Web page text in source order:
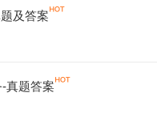
及答案
真题答案